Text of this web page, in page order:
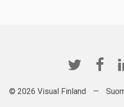
© 2026 Visual Finland —